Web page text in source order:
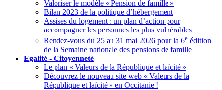
Valoriser le modèle « Pension de famille »
Bilan 2023 de la politique d’hébergement
Assises du logement : un plan d’action pour
accompagner les personnes les plus vulnérables
Rendez-vous du 25 au 31 mai 2026 pour la 6e édition
de la Semaine nationale des pensions de famille
Egalité - Citoyenneté
Le plan « Valeurs de la République et laïcité »
Découvrez le nouveau site web « Valeurs de la
République et laïcité » en Occitanie !